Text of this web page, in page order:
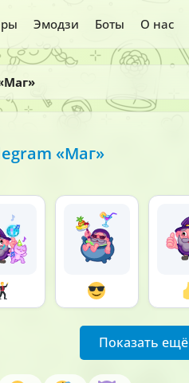
Эмодзи Боты О нас
«Маг»
Показать ещё